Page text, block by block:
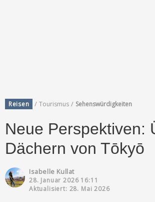
Reisen / Tourismus / Sehenswürdigkeiten
Neue Perspektiven:
Dächern von Tōkyō
Isabelle Kullat
28. Januar 2026 16:11
Aktualisiert: 28. Mai 2026